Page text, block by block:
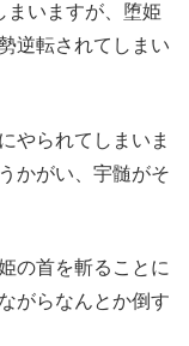
まいますが、堕姫
逆転されてしまい
やられてしまいま
かがい、宇髄がそ
の首を斬ることに
がらなんとか倒す